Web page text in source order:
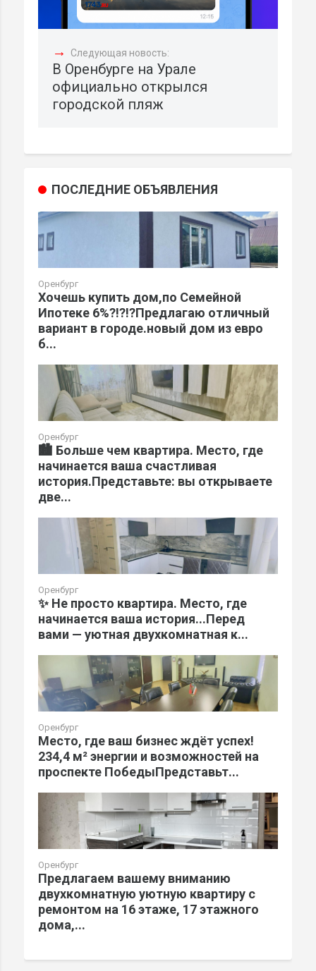
→ Следующая новость:
В Оренбурге на Урале
официально открылся
городской пляж
ПОСЛЕДНИЕ ОБЪЯВЛЕНИЯ
Оренбург
Хочешь купить дом,по Семейной
Ипотеке 6%?!?!?Предлагаю отличный
вариант в городе.новый дом из евро
б...
Оренбург
🏙️ Больше чем квартира. Место, где
начинается ваша счастливая
история.Представьте: вы открываете
две...
Оренбург
✨ Не просто квартира. Место, где
начинается ваша история...Перед
вами — уютная двухкомнатная к...
Оренбург
Место, где ваш бизнес ждёт успех!
234,4 м² энергии и возможностей на
проспекте ПобедыПредставьт...
Оренбург
Предлагаем вашему вниманию
двухкомнатную уютную квартиру с
ремонтом на 16 этаже, 17 этажного
дома,...